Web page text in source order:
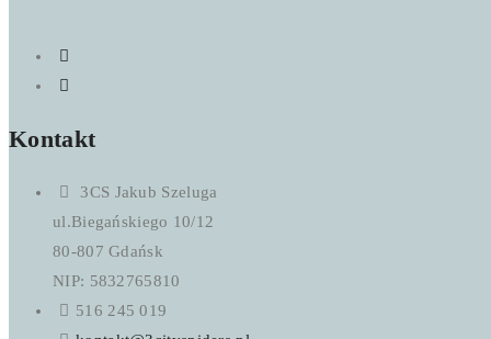
Kontakt
3CS Jakub Szeluga
ul.Biegańskiego 10/12
80-807 Gdańsk
NIP: 5832765810
516 245 019